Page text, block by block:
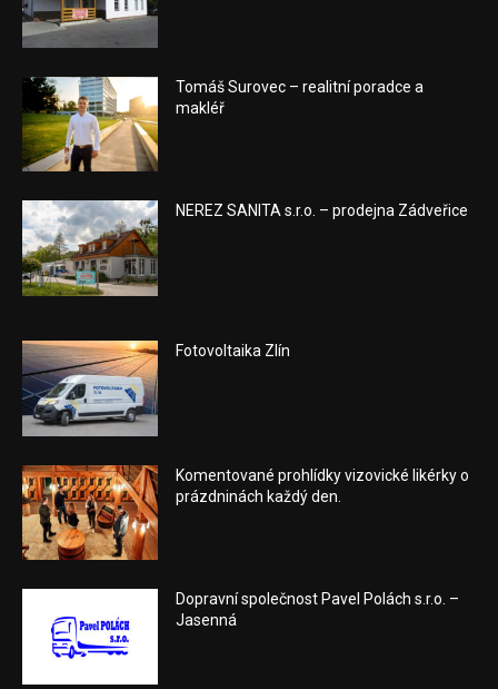
Tomáš Surovec – realitní poradce a
makléř
NEREZ SANITA s.r.o. – prodejna Zádveřice
Fotovoltaika Zlín
Komentované prohlídky vizovické likérky o
prázdninách každý den.
Dopravní společnost Pavel Polách s.r.o. –
Jasenná